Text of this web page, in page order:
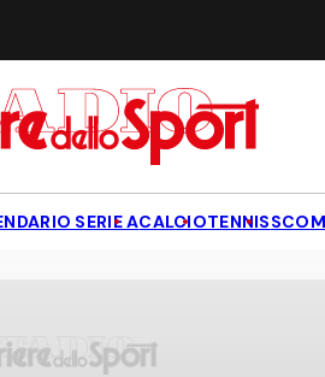
SERIE ACALCIOTENNIS